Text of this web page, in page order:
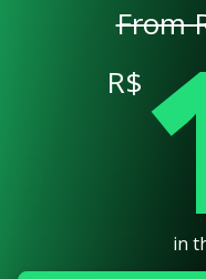
From
R$
in